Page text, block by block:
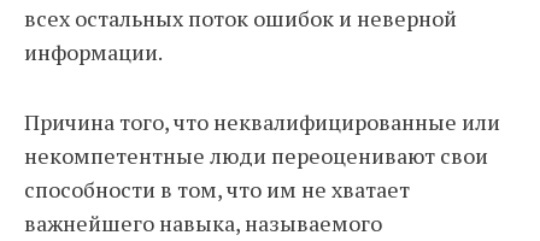
всех остальных поток ошибок и неверной
информации.
Причина того, что неквалифицированные или
некомпетентные люди переоценивают свои
способности в том, что им не хватает
важнейшего навыка, называемого